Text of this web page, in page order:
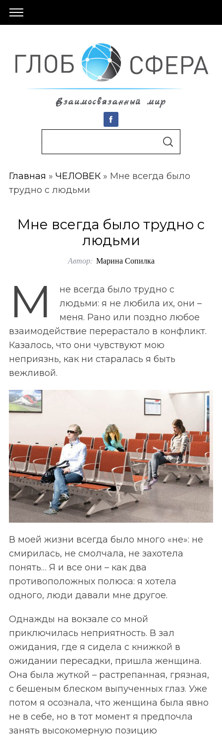
Взаимосвязанный мир
r
c
f
S
C
H
Главная » ЧЕЛОВЕК» Мне всегда было
трудно с людьми
Мне всегда было трудно с
людьми
Автор: Марина Сопилка
М
не всегда было трудно с
людьми: я не любила их, они –
меня. Рано или поздно любое
взаимодействие перерастало в конфликт.
Казалось, что они чувствуют мою
неприязнь, как ни старалась я быть
вежливой.
В моей жизни всегда было много «не»: не
смирилась, не смолчала, не захотела
понять… Я и все они – как два
противоположных полюса: я хотела
одного, люди давали мне другое.
Однажды на вокзале со мной
приключилась неприятность. В зал
ожидания, где я сидела с книжкой в
ожидании пересадки, пришла женщина.
Она была жуткой – растрепанная, грязная,
с бешеным блеском выпученных глаз. Уже
потом я осознала, что женщина была явно
не в себе, но в тот момент я предпочла
занять высокомерную позицию